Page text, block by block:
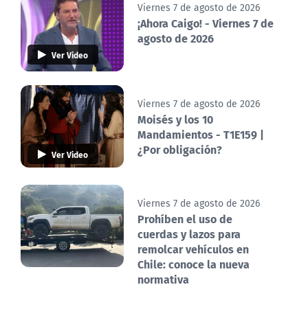
Ver Video
Viernes 7 de agosto de 2026
¡Ahora Caigo! - Viernes 7 de
agosto de 2026
Ver Video
Viernes 7 de agosto de 2026
Moisés y los 10
Mandamientos - T1E159 |
¿Por obligación?
Viernes 7 de agosto de 2026
Prohíben el uso de
cuerdas y lazos para
remolcar vehículos en
Chile: conoce la nueva
normativa